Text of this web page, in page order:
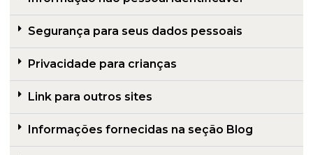
Segurança para seus dados pessoais
Privacidade para crianças
Link para outros sites
Informações fornecidas na seção Blog